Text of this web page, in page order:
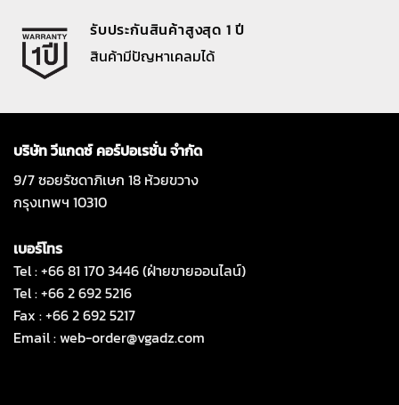
รับประกันสินค้าสูงสุด 1 ปี
สินค้ามีปัญหาเคลมได้
บริษัท วีแกดซ์ คอร์ปอเรชั่น จำกัด
9/7 ซอยรัชดาภิเษก 18 ห้วยขวาง
กรุงเทพฯ 10310
เบอร์โทร
Tel : +66 81 170 3446 (ฝ่ายขายออนไลน์)
Tel : +66 2 692 5216
Fax : +66 2 692 5217
Email :web-order@vgadz.com